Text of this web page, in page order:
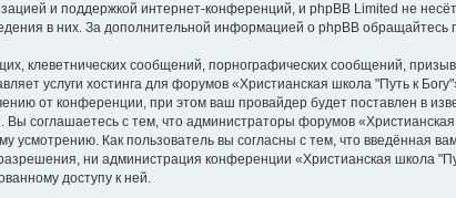
и поддержкой интернет-конференций, и phpBB Limited не
в них. За дополнительной информацией о phpBB обращайтесь
клеветнических сообщений, порнографических сообщений,
услуги хостинга для форумов «Христианская школа "Путь к
от конференции, при этом ваш провайдер будет поставлен в
соглашаетесь с тем, что администраторы форумов
усмотрению. Как пользователь вы согласны с тем, что введённая
ни администрация конференции «Христианская школа
доступу к ней.